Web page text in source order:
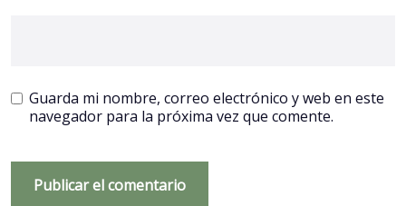
Guarda mi nombre, correo electrónico y web en este
navegador para la próxima vez que comente.